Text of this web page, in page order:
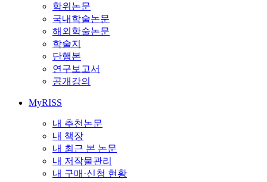
학위논문
국내학술논문
해외학술논문
학술지
단행본
연구보고서
공개강의
MyRISS
내 추천논문
내 책장
내 최근 본 논문
내 저작물관리
내 구매·신청 현황